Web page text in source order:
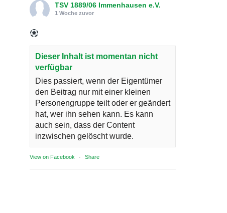
TSV 1889/06 Immenhausen e.V.
1 Woche zuvor
Dieser Inhalt ist momentan nicht
verfügbar
Dies passiert, wenn der Eigentümer
den Beitrag nur mit einer kleinen
Personengruppe teilt oder er geändert
hat, wer ihn sehen kann. Es kann
auch sein, dass der Content
inzwischen gelöscht wurde.
View on Facebook · Share